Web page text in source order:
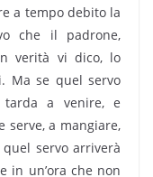
a tempo debito la
che il padrone,
verità vi dico, lo
Ma se quel servo
a venire, e
serve, a mangiare,
servo arriverà
in un’ora che non